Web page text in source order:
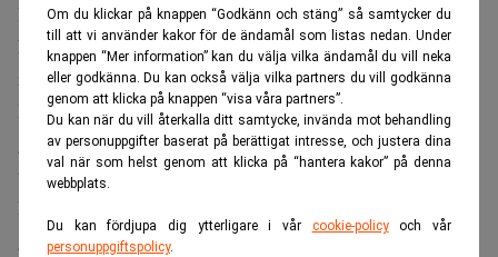
Om du klickar på knappen “Godkänn och stäng” så samtycker du
till att vi använder kakor för de ändamål som listas nedan. Under
knappen “Mer information” kan du välja vilka ändamål du vill neka
eller godkänna. Du kan också välja vilka partners du vill godkänna
genom att klicka på knappen “visa våra partners”.
Du kan när du vill återkalla ditt samtycke, invända mot behandling
av personuppgifter baserat på berättigat intresse, och justera dina
val när som helst genom att klicka på “hantera kakor” på denna
webbplats.
Du kan fördjupa dig ytterligare i vår cookie-policyoch vår
personuppgiftspolicy.
Rumänien.
Missa inte:EU lättar på utsläppshandeln – trots svenskt
motstånd. Realtid
Det överstiger EU-kommissionens uppskattning av en
genomsnittlig årlig kostnad på 2,5 miljarder euro för hela
unionen,rapporterar Financial Times.
Beräkningarna bygger på samma metod som ligger till
grund för kommissionens siffror och speglar den så